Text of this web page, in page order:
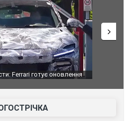
Ferrari готує оновлення
Вийшов
фільму